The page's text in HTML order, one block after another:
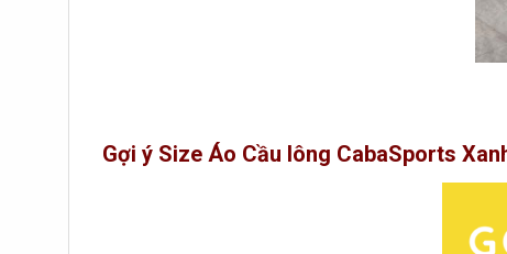
Gợi ý Size Áo Cầu lông CabaSports